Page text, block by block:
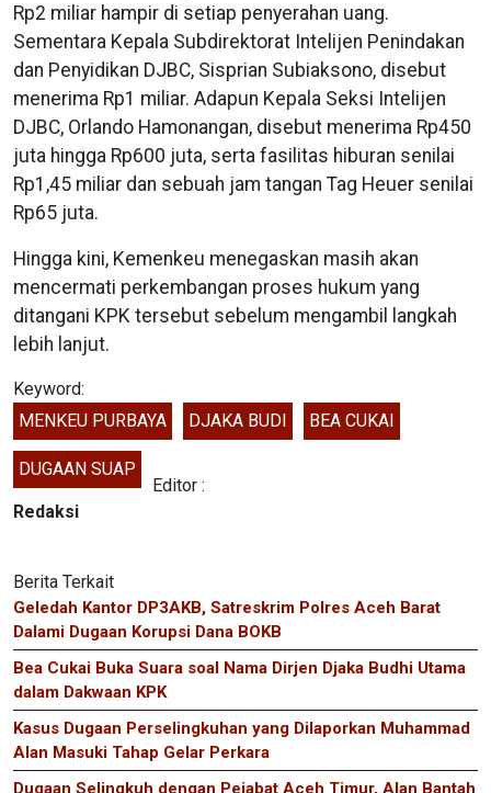
Rp2 miliar hampir di setiap penyerahan uang.
Sementara Kepala Subdirektorat Intelijen Penindakan
dan Penyidikan DJBC, Sisprian Subiaksono, disebut
menerima Rp1 miliar. Adapun Kepala Seksi Intelijen
DJBC, Orlando Hamonangan, disebut menerima Rp450
juta hingga Rp600 juta, serta fasilitas hiburan senilai
Rp1,45 miliar dan sebuah jam tangan Tag Heuer senilai
Rp65 juta.
Hingga kini, Kemenkeu menegaskan masih akan
mencermati perkembangan proses hukum yang
ditangani KPK tersebut sebelum mengambil langkah
lebih lanjut.
Keyword:
MENKEU PURBAYA
DJAKA BUDI BEA CUKAI
DUGAAN SUAP
Editor :
Redaksi
Berita Terkait
Geledah Kantor DP3AKB, Satreskrim Polres Aceh Barat
Dalami Dugaan Korupsi Dana BOKB
Bea Cukai Buka Suara soal Nama Dirjen Djaka Budhi Utama
dalam Dakwaan KPK
Kasus Dugaan Perselingkuhan yang Dilaporkan Muhammad
Alan Masuki Tahap Gelar Perkara
Dugaan Selingkuh dengan Pejabat Aceh Timur, Alan Bantah